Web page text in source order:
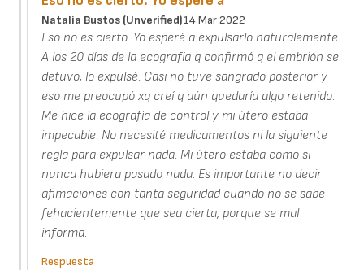
Natalia Bustos (unverified)14 Mar 2022
Eso no es cierto. Yo esperé a expulsarlo naturalemente.
A los 20 días de la ecografía q confirmó q el embrión se
detuvo, lo expulsé. Casi no tuve sangrado posterior y
eso me preocupó xq creí q aún quedaría algo retenido.
Me hice la ecografía de control y mi útero estaba
impecable. No necesité medicamentos ni la siguiente
regla para expulsar nada. Mi útero estaba como si
nunca hubiera pasado nada. Es importante no decir
afimaciones con tanta seguridad cuando no se sabe
fehacientemente que sea cierta, porque se mal
informa.
Respuesta